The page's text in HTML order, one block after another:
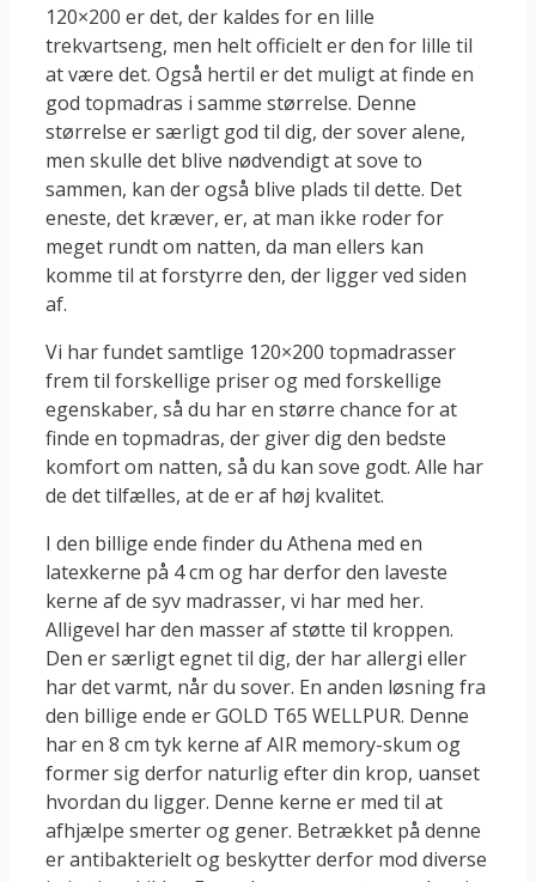
120×200 er det, der kaldes for en lille
trekvartseng, men helt officielt er den for lille til
at være det. Også hertil er det muligt at finde en
god topmadras i samme størrelse. Denne
størrelse er særligt god til dig, der sover alene,
men skulle det blive nødvendigt at sove to
sammen, kan der også blive plads til dette. Det
eneste, det kræver, er, at man ikke roder for
meget rundt om natten, da man ellers kan
komme til at forstyrre den, der ligger ved siden
af.
Vi har fundet samtlige 120×200 topmadrasser
frem til forskellige priser og med forskellige
egenskaber, så du har en større chance for at
finde en topmadras, der giver dig den bedste
komfort om natten, så du kan sove godt. Alle har
de det tilfælles, at de er af høj kvalitet.
I den billige ende finder du Athena med en
latexkerne på 4 cm og har derfor den laveste
kerne af de syv madrasser, vi har med her.
Alligevel har den masser af støtte til kroppen.
Den er særligt egnet til dig, der har allergi eller
har det varmt, når du sover. En anden løsning fra
den billige ende er GOLD T65 WELLPUR. Denne
har en 8 cm tyk kerne af AIR memory-skum og
former sig derfor naturlig efter din krop, uanset
hvordan du ligger. Denne kerne er med til at
afhjælpe smerter og gener. Betrækket på denne
er antibakterielt og beskytter derfor mod diverse